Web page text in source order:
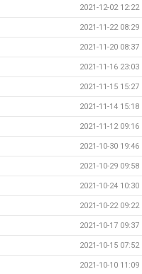
2021-12-02 12:22
2021-11-22 08:29
2021-11-20 08:37
2021-11-16 23:03
2021-11-15 15:27
2021-11-14 15:18
2021-11-12 09:16
2021-10-30 19:46
2021-10-29 09:58
2021-10-24 10:30
2021-10-22 09:22
2021-10-17 09:37
2021-10-15 07:52
2021-10-10 11:09